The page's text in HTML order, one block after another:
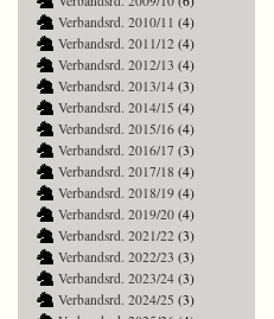
Verbandsrd. 2010/11 (4)
Verbandsrd. 2011/12 (4)
Verbandsrd. 2012/13 (4)
Verbandsrd. 2013/14 (3)
Verbandsrd. 2014/15 (4)
Verbandsrd. 2015/16 (4)
Verbandsrd. 2016/17 (3)
Verbandsrd. 2017/18 (4)
Verbandsrd. 2018/19 (4)
Verbandsrd. 2019/20 (4)
Verbandsrd. 2021/22 (3)
Verbandsrd. 2022/23 (3)
Verbandsrd. 2023/24 (3)
Verbandsrd. 2024/25 (3)